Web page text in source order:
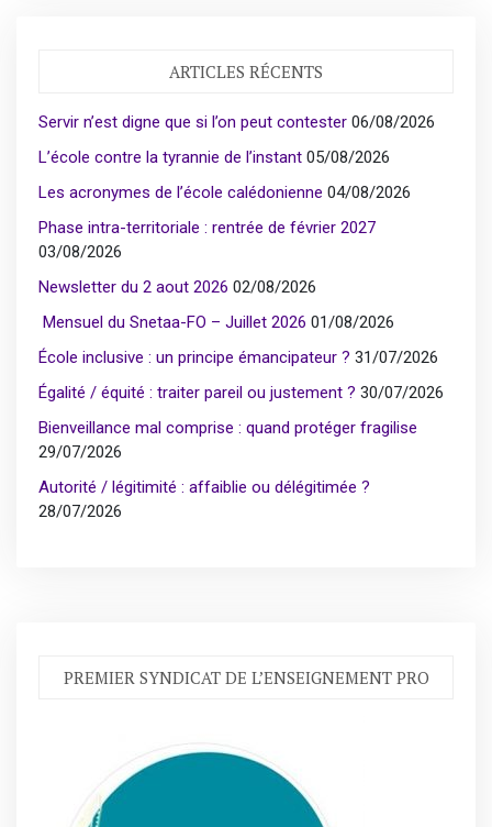
ARTICLES RÉCENTS
Servir n’est digne que si l’on peut contester 06/08/2026
L’école contre la tyrannie de l’instant 05/08/2026
Les acronymes de l’école calédonienne 04/08/2026
Phase intra-territoriale : rentrée de février 2027
03/08/2026
Newsletter du 2 aout 2026 02/08/2026
Mensuel du Snetaa-FO – Juillet 2026 01/08/2026
École inclusive : un principe émancipateur ? 31/07/2026
Égalité / équité : traiter pareil ou justement ? 30/07/2026
Bienveillance mal comprise : quand protéger fragilise
29/07/2026
Autorité / légitimité : affaiblie ou délégitimée ?
28/07/2026
PREMIER SYNDICAT DE L’ENSEIGNEMENT PRO